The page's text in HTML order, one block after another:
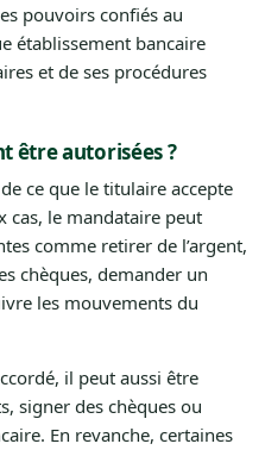
pouvoirs confiés au
établissement bancaire
et de ses procédures
être autorisées ?
ce que le titulaire accepte
cas, le mandataire peut
comme retirer de l’argent,
chèques, demander un
les mouvements du
il peut aussi être
signer des chèques ou
En revanche, certaines